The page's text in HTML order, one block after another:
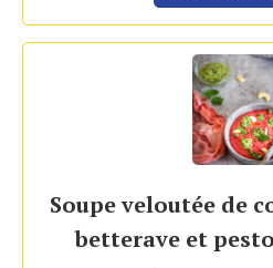
Soupe veloutée de
betterave et